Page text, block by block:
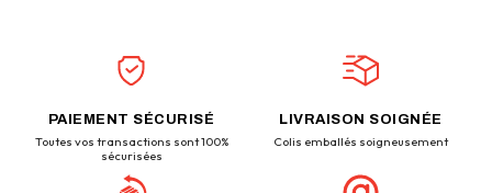
PAIEMENT SÉCURISÉ
Toutes vos transactions sont 100%
sécurisées
LIVRAISON SOIGNÉE
Colis emballés soigneusement